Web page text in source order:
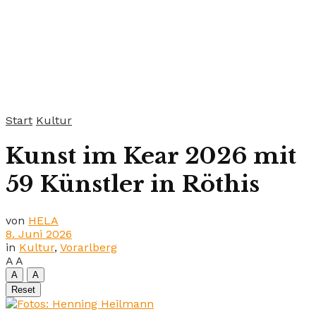
Start Kultur
Kunst im Kear 2026 mit
59 Künstler in Röthis
von HELA
8. Juni 2026
in Kultur, Vorarlberg
A A
A
A
Reset